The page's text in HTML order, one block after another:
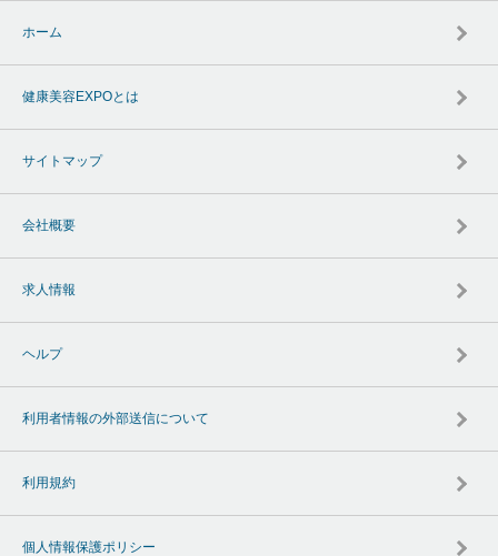
ホーム
健康美容EXPOとは
サイトマップ
会社概要
求人情報
ヘルプ
利用者情報の外部送信について
利用規約
個人情報保護ポリシー